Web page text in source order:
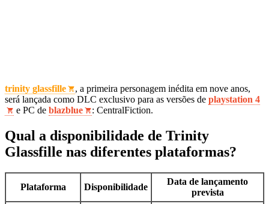
trinity glassfille
, a primeira personagem inédita em nove anos,
será lançada como DLC exclusivo para as versões de playstation 4
e PC de blazblue : CentralFiction.
Qual a disponibilidade de Trinity
Glassfille nas diferentes plataformas?
Plataforma Disponibilidade
Data de lançamento
prevista